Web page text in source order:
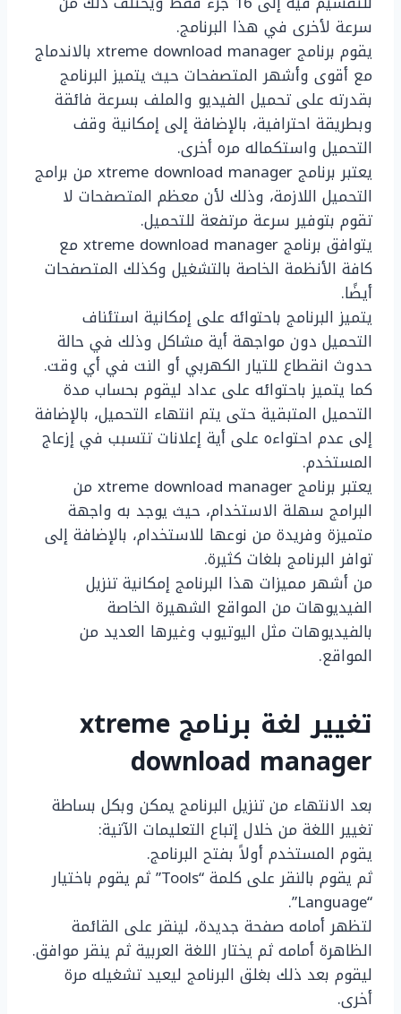
سرعة لأخرى في هذا البرنامج.
يقوم برنامج xtreme download manager بالاندماج
مع أقوى وأشهر المتصفحات حيث يتميز البرنامج
بقدرته على تحميل الفيديو والملف بسرعة فائقة
وبطريقة احترافية، بالإضافة إلى إمكانية وقف
التحميل واستكماله مره أخرى.
يعتبر برنامج xtreme download manager من برامج
التحميل اللازمة، وذلك لأن معظم المتصفحات لا
تقوم بتوفير سرعة مرتفعة للتحميل.
يتوافق برنامج xtreme download manager مع
كافة الأنظمة الخاصة بالتشغيل وكذلك المتصفحات
أيضًا.
يتميز البرنامج باحتوائه على إمكانية استئناف
التحميل دون مواجهة أية مشاكل وذلك في حالة
حدوث انقطاع للتيار الكهربي أو النت في أي وقت.
كما يتميز باحتوائه على عداد ليقوم بحساب مدة
التحميل المتبقية حتى يتم انتهاء التحميل، بالإضافة
إلى عدم احتواءه على أية إعلانات تتسبب في إزعاج
المستخدم.
يعتبر برنامج xtreme download manager من
البرامج سهلة الاستخدام، حيث يوجد به واجهة
متميزة وفريدة من نوعها للاستخدام، بالإضافة إلى
توافر البرنامج بلغات كثيرة.
من أشهر مميزات هذا البرنامج إمكانية تنزيل
الفيديوهات من المواقع الشهيرة الخاصة
بالفيديوهات مثل اليوتيوب وغيرها العديد من
المواقع.
تغيير لغة برنامج xtreme
download manager
بعد الانتهاء من تنزيل البرنامج يمكن وبكل بساطة
تغيير اللغة من خلال إتباع التعليمات الآتية:
يقوم المستخدم أولاً بفتح البرنامج.
ثم يقوم بالنقر على كلمة “Tools” ثم يقوم باختيار
“Language”.
لتظهر أمامه صفحة جديدة، لينقر على القائمة
الظاهرة أمامه ثم يختار اللغة العربية ثم ينقر موافق.
ليقوم بعد ذلك بغلق البرنامج ليعيد تشغيله مرة
أخرى.